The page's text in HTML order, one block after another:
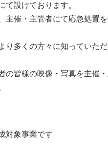
て設けております。
主催・主管者にて応急処置
り多くの方々に知っていた
の皆様の映像・写真を主催
対象事業です